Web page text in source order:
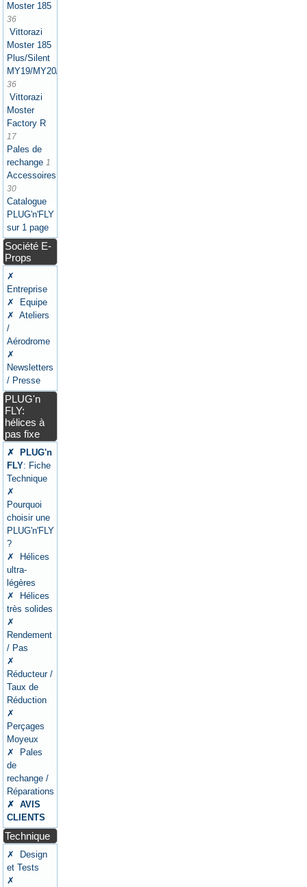
Moster 185
36
Vittorazi
Moster 185
Plus/Silent
MY19/MY20/MY21/MY22/MY25
36
Vittorazi
Moster
Factory R
17
Pales de
rechange 1
Accessoires
30
Catalogue
PLUG'n'FLY
sur 1 page
Société E-
Props
✗
Entreprise
✗ Equipe
✗ Ateliers
/
Aérodrome
✗
Newsletters
/ Presse
PLUG'n
FLY:
hélices à
pas fixe
✗ PLUG'n
FLY: Fiche
Technique
✗
Pourquoi
choisir une
PLUG'n'FLY
?
✗ Hélices
ultra-
légères
✗ Hélices
très solides
✗
Rendement
/ Pas
✗
Réducteur /
Taux de
Réduction
✗
Perçages
Moyeux
✗ Pales
de
rechange /
Réparations
✗ AVIS
CLIENTS
Technique
✗ Design
et Tests
✗